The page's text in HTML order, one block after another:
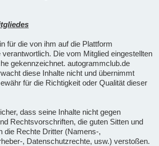
für die von ihm auf die Plattform
verantwortlich. Die vom Mitglied eingestellten
gekennzeichnet. autogrammclub.de
diese Inhalte nicht und übernimmt
für die Richtigkeit oder Qualität dieser
dass seine Inhalte nicht gegen
Rechtsvorschriften, die guten Sitten und
die Rechte Dritter (Namens-,
, Datenschutzrechte, usw.) verstoßen.